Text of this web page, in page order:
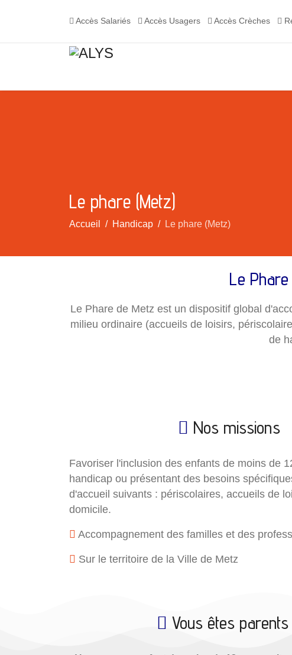
Accès Salariés Accès Usagers Accès Crèches
Le phare (Metz)
Accueil Handicap Le phare (Metz)
Le
Le Phare de Metz est un dispositif global d'
milieu ordinaire (accueils de loisirs,
de
Nos missions
Favoriser l'inclusion des enfants de moins de
handicap ou présentant des besoins
d'accueil suivants : périscolaires, accueils de
domicile.
Accompagnement des familles et des
Sur le territoire de la Ville de Metz
Vous êtes